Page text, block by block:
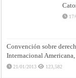
Convención sobre
Internacional
21/01/2013 123,582